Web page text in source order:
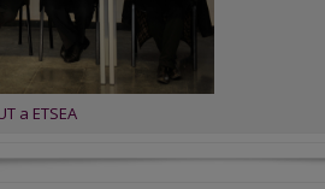
a ETSEA